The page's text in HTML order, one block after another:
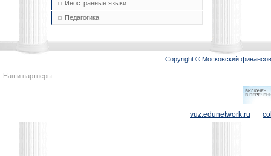
Иностранные языки
Педагогика
Copyright © Московский
Наши партнеры:
vuz.edunetwork.ru